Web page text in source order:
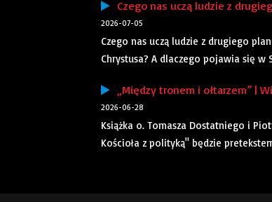
Czego nas uczą ludzie z
2026-07-05
Czego nas uczą ludzie z drugiego
Chrystusa? A dlaczego pojawia się w
„Między tronem i ołtarzem” |
2026-06-28
Książka o. Tomasza Dostatniego i
Kościoła z polityką" będzie